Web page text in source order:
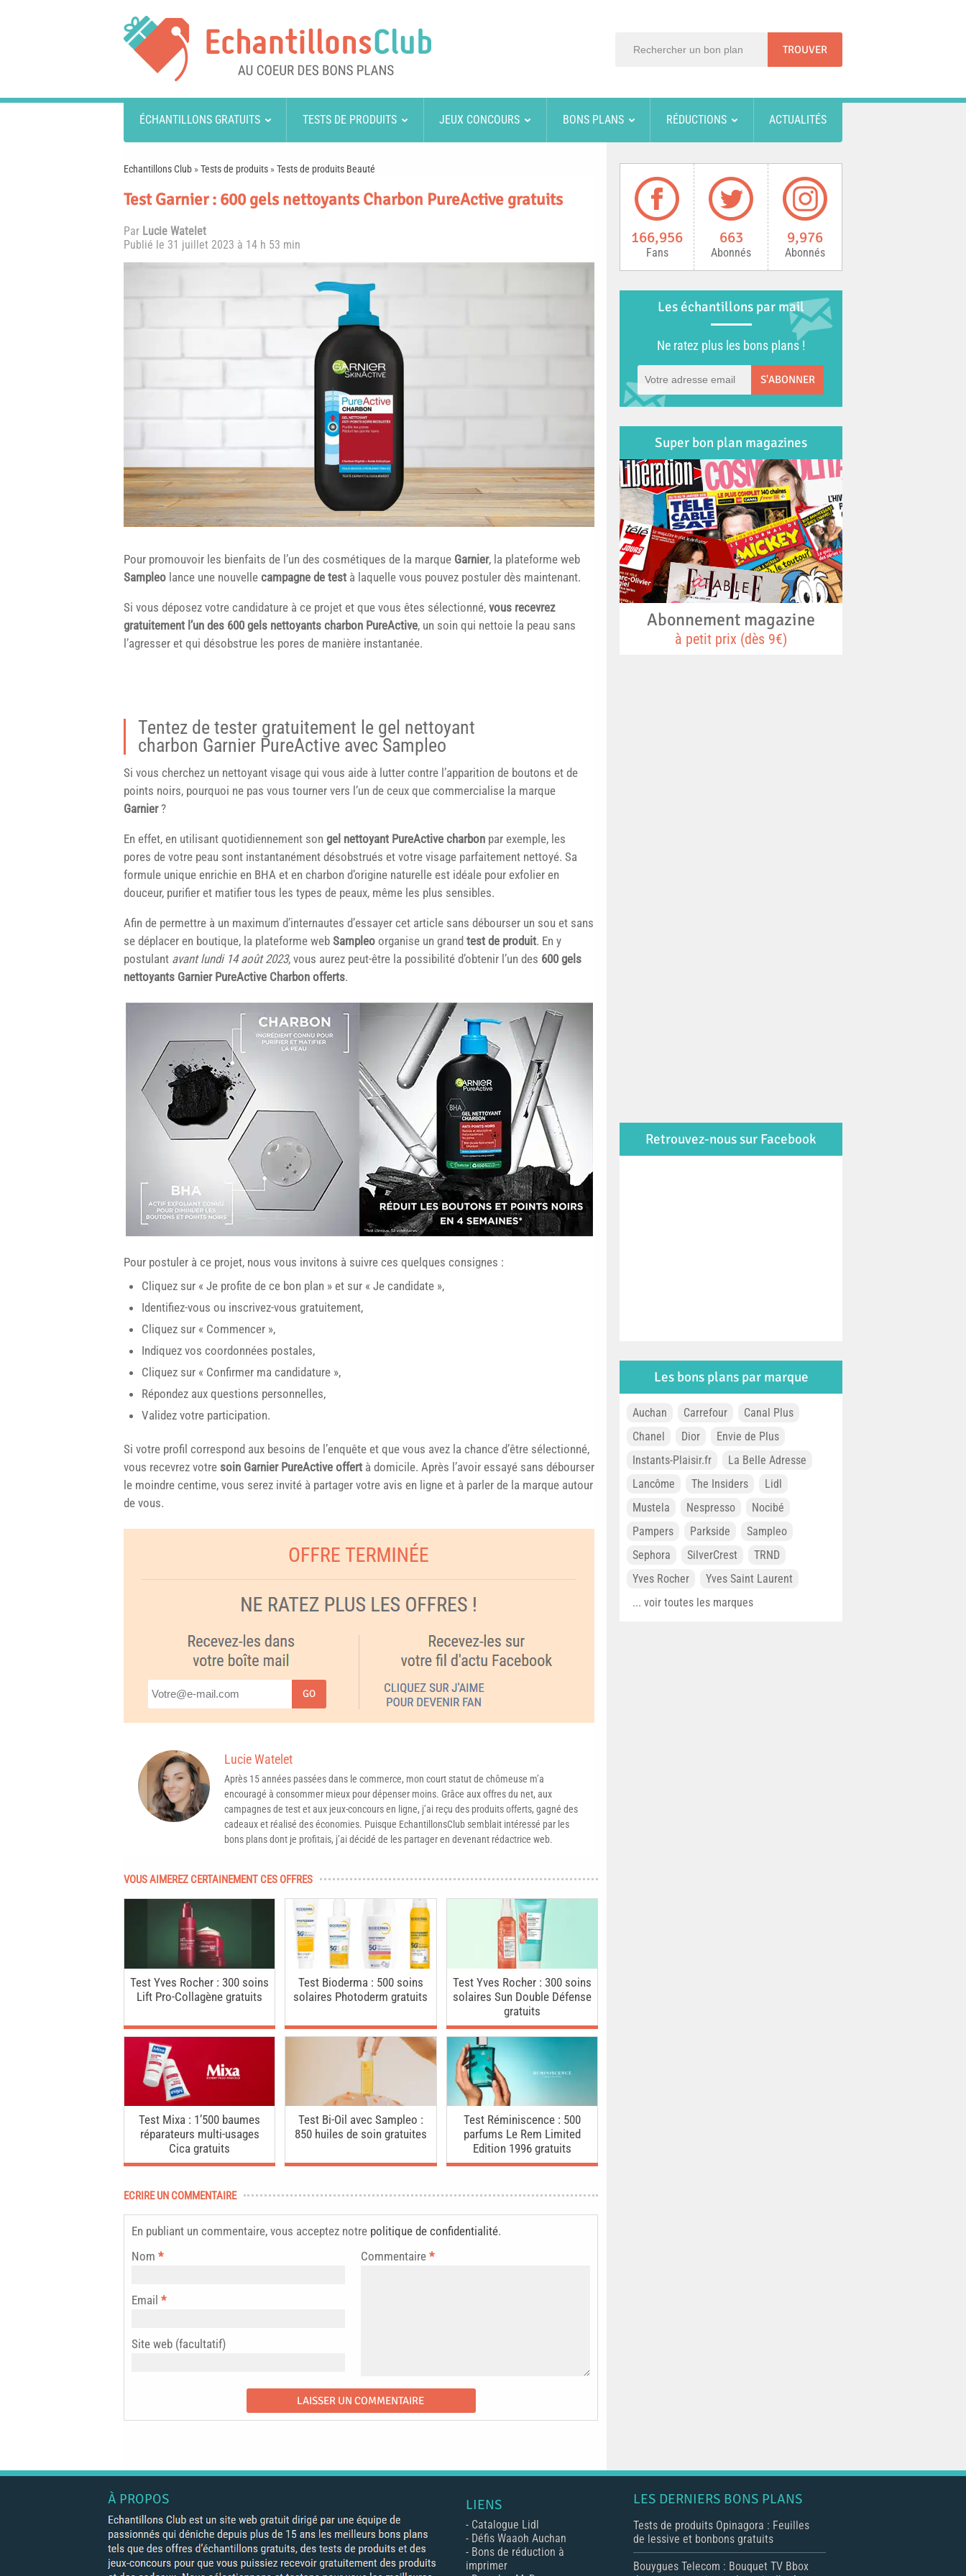
ÉCHANTILLONS GRATUITS TESTS DE PRODUITS JEUX CONCOURS BONS PLANS RÉDUCTIONS ACTUALITÉS
Echantillons Club »Tests de produits »Tests de produits Beauté
Test Garnier : 600 gels nettoyants Charbon PureActive gratuits
Par Lucie Watelet
Publié le 31 juillet 2023 à 14 h 53 min
Pour promouvoir les bienfaits de l’un des cosmétiques de la marque Garnier, la plateforme web
Sampleo lance une nouvelle campagne de test à laquelle vous pouvez postuler dès maintenant.
Si vous déposez votre candidature à ce projet et que vous êtes sélectionné, vous recevrez
gratuitement l’un des 600 gels nettoyants charbon PureActive, un soin qui nettoie la peau sans
l’agresser et qui désobstrue les pores de manière instantanée.
Tentez de tester gratuitement le gel nettoyant
charbon Garnier PureActive avec Sampleo
Si vous cherchez un nettoyant visage qui vous aide à lutter contre l’apparition de boutons et de
points noirs, pourquoi ne pas vous tourner vers l’un de ceux que commercialise la marque
Garnier?
En effet, en utilisant quotidiennement son gel nettoyant PureActive charbon par exemple, les
pores de votre peau sont instantanément désobstrués et votre visage parfaitement nettoyé. Sa
formule unique enrichie en BHA et en charbon d’origine naturelle est idéale pour exfolier en
douceur, purifier et matifier tous les types de peaux, même les plus sensibles.
Afin de permettre à un maximum d’internautes d’essayer cet article sans débourser un sou et sans
se déplacer en boutique, la plateforme web Sampleo organise un grand test de produit. En y
postulant avant lundi 14 août 2023, vous aurez peut-être la possibilité d’obtenir l’un des 600 gels
nettoyants Garnier PureActive Charbon offerts.
Pour postuler à ce projet, nous vous invitons à suivre ces quelques consignes :
Cliquez sur « Je profite de ce bon plan » et sur « Je candidate »,
Identifiez-vous ou inscrivez-vous gratuitement,
Cliquez sur « Commencer »,
Indiquez vos coordonnées postales,
Cliquez sur « Confirmer ma candidature »,
Répondez aux questions personnelles,
Validez votre participation.
Si votre profil correspond aux besoins de l’enquête et que vous avez la chance d’être sélectionné,
vous recevrez votre soin Garnier PureActive offert à domicile. Après l’avoir essayé sans débourser
le moindre centime, vous serez invité à partager votre avis en ligne et à parler de la marque autour
de vous.
GO
Lucie Watelet
Après 15 années passées dans le commerce, mon court statut de chômeuse m’a
encouragé à consommer mieux pour dépenser moins. Grâce aux offres du net, aux
campagnes de test et aux jeux-concours en ligne, j’ai reçu des produits offerts, gagné des
cadeaux et réalisé des économies. Puisque EchantillonsClub semblait intéressé par les
bons plans dont je profitais, j’ai décidé de les partager en devenant rédactrice web.
VOUS AIMEREZ CERTAINEMENT CES OFFRES
Test Yves Rocher : 300 soins
Lift Pro-Collagène gratuits
Test Bioderma : 500 soins
solaires Photoderm gratuits
Test Yves Rocher : 300 soins
solaires Sun Double Défense
gratuits
Test Mixa : 1’500 baumes
réparateurs multi-usages
Cica gratuits
Test Bi-Oil avec Sampleo :
850 huiles de soin gratuites
Test Réminiscence : 500
parfums Le Rem Limited
Edition 1996 gratuits
ECRIRE UN COMMENTAIRE
En publiant un commentaire, vous acceptez notre politique de confidentialité.
Commentaire *
Nom *
Email *
Site web (facultatif)
166,956
Fans
663
Abonnés
9,976
Abonnés
Les échantillons par mail
Ne ratez plus les bons plans !
S'ABONNER
Super bon plan magazines
Abonnement magazine
à petit prix (dès 9€)
Retrouvez-nous sur Facebook
Les bons plans par marque
Auchan Carrefour
Canal Plus
Chanel
Dior
Envie de Plus
Instants-Plaisir.fr
La Belle Adresse
Lancôme
The Insiders
Lidl
Mustela
Nespresso
Nocibé
Pampers
Parkside
Sampleo
Sephora
SilverCrest
TRND
Yves Rocher
Yves Saint Laurent
... voir toutes les marques
À PROPOS LIENS
- Catalogue Lidl
- Défis Waaoh Auchan
- Bons de réduction à
imprimer
LES DERNIERS BONS PLANS
Tests de produits Opinagora : Feuilles
de lessive et bonbons gratuits
Bouygues Telecom : Bouquet TV Bbox